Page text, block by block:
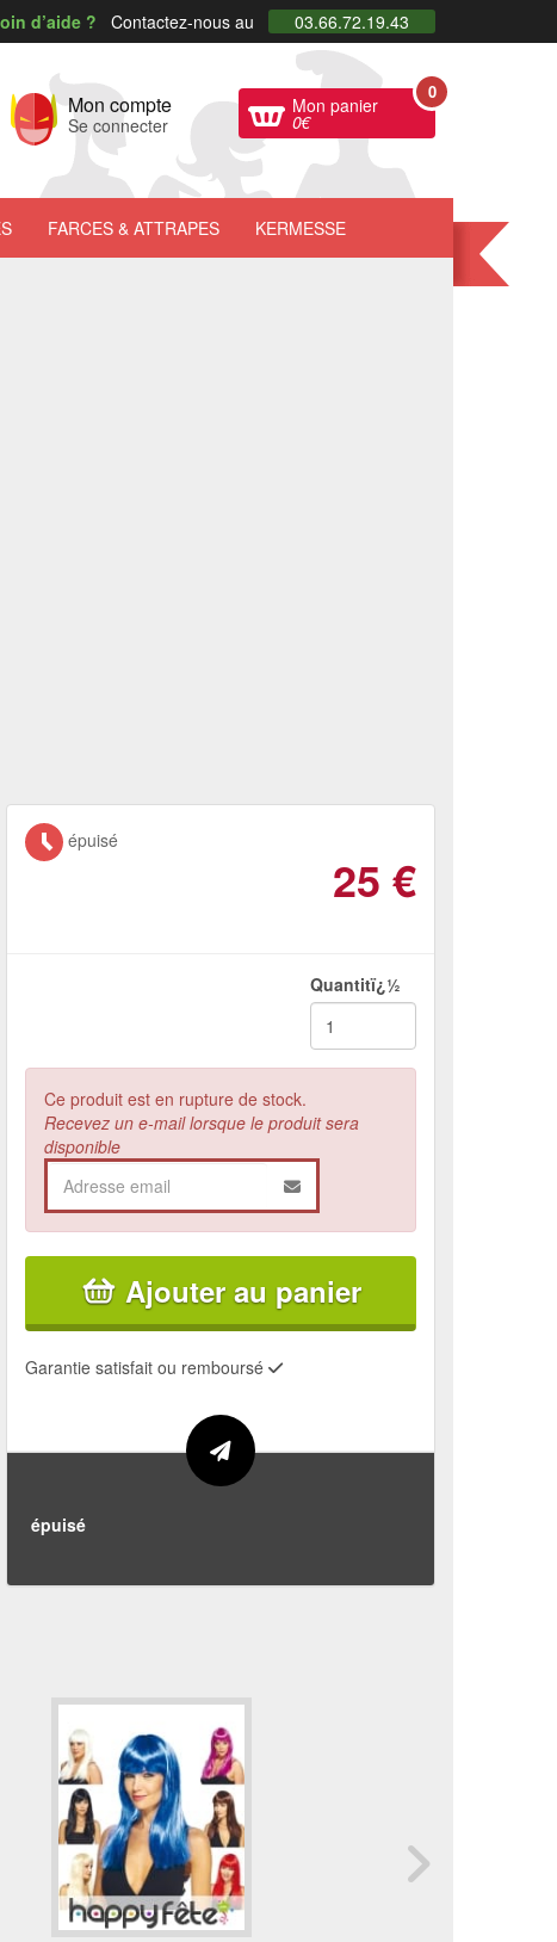
d’aide ? Contactez-nous au 03.66.72.19.43
Mon compte
Se connecter
Mon panier
0€
0
FARCES & ATTRAPES KERMESSE
épuisé
25 €
Quantitï¿½
Ce produit est en rupture de stock.
Recevez un e-mail lorsque le produit sera
disponible
Ajouter au panier
Garantie satisfait ou remboursé
épuisé